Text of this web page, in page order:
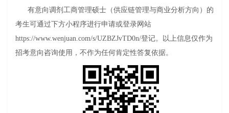
有意向调剂工商管理硕士（供应链管理与商业分析方向）的
考生可通过下方小程序进行申请或登录网站
https://www.wenjuan.com/s/UZBZJvTD0n/登记。以上信息仅作为
招考意向咨询使用，不作为任何肯定性答复依据。